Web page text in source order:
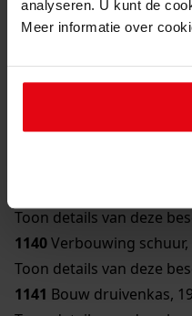
analyseren. U kunt de
Meer informatie over
Toon details van deze
1136Bouw bergplaats,
Toon details van deze
1137Bouw schuur, 1951
Toon details van deze
Toon details van deze
Toon details van deze
1140Verbouwing schuur,
Toon details van deze
1141 Bouw druivenkas,